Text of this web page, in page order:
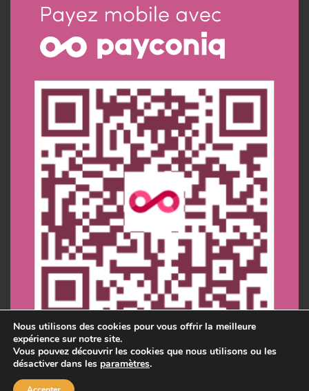
Nous utilisons des cookies pour vous offrir la meilleure
expérience sur notre site.
Vous pouvez découvrir les cookies que nous utilisons ou les
désactiver dans les paramètres.